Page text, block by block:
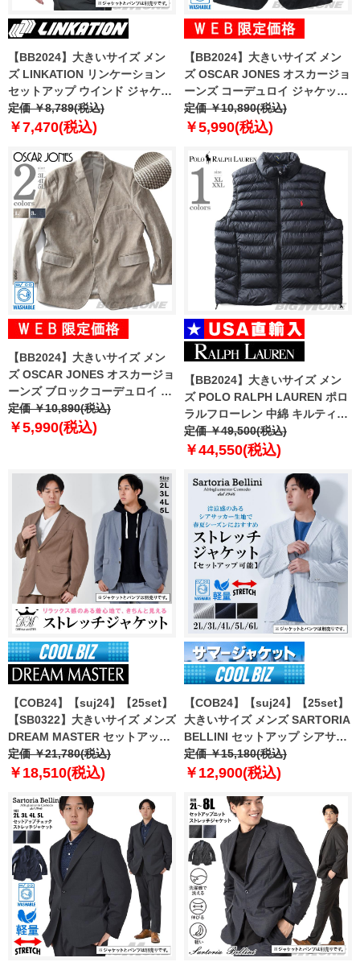
【BB2024】大きいサイズ メン
ズ LINKATION リンケーション
セットアップ ウインド ジャケッ
ト アスレジャー スポーツウェア
lkb-240401
定価 ￥8,789(税込)
￥7,470(税込)
【BB2024】大きいサイズ メン
ズ OSCAR JONES オスカージョ
ーンズ コーデュロイ ジャケット
ウォッシャブル イージーケア
7920
定価 ￥10,890(税込)
￥5,990(税込)
【BB2024】大きいサイズ メン
ズ OSCAR JONES オスカージョ
ーンズ ブロックコーデュロイ ジ
ャケット ウォッシャブル イージ
ーケア 8750
定価 ￥10,890(税込)
￥5,990(税込)
【BB2024】大きいサイズ メン
ズ POLO RALPH LAUREN ポロ
ラルフローレン 中綿 キルティン
グ ベスト USA直輸入
710949962-002
定価 ￥49,500(税込)
￥44,550(税込)
【COB24】【suj24】【25set】
【SB0322】大きいサイズ メンズ
DREAM MASTER セットアップ
トロピカル 2WAYストレッチ ジ
ャケット dm2423js-se
定価 ￥21,780(税込)
￥18,510(税込)
【COB24】【suj24】【25set】
大きいサイズ メンズ SARTORIA
BELLINI セットアップ シアサッ
カー ストレッチ ジャケット 軽量
ウォッシャブル イージーケア
定価 ￥15,180(税込)
￥12,900(税込)